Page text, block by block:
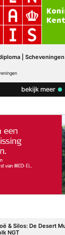
| Scheveningen
bekijk meer
& Silos: De Desert
NGT